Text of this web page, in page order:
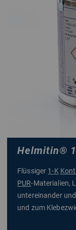
Helmitin®
Flüssiger 1-K
PUR-Materialien,
untereinander
und zum